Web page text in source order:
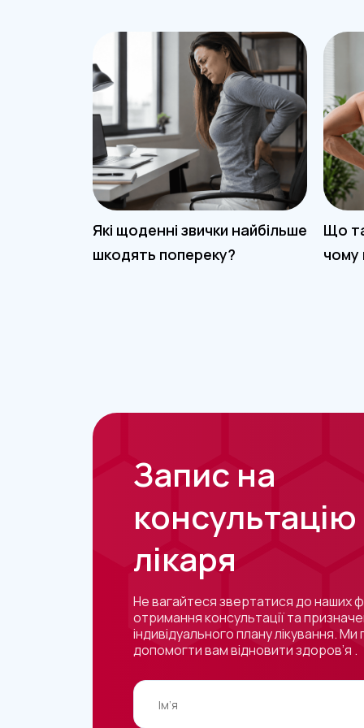
Які щоденні звички найбільше
шкодять попереку?
Що
чому
Запис на
лікаря
Не вагайтеся звертатися до наших
отримання консультації та
індивідуального плану лікування. Ми
допомогти вам відновити здоров’я .